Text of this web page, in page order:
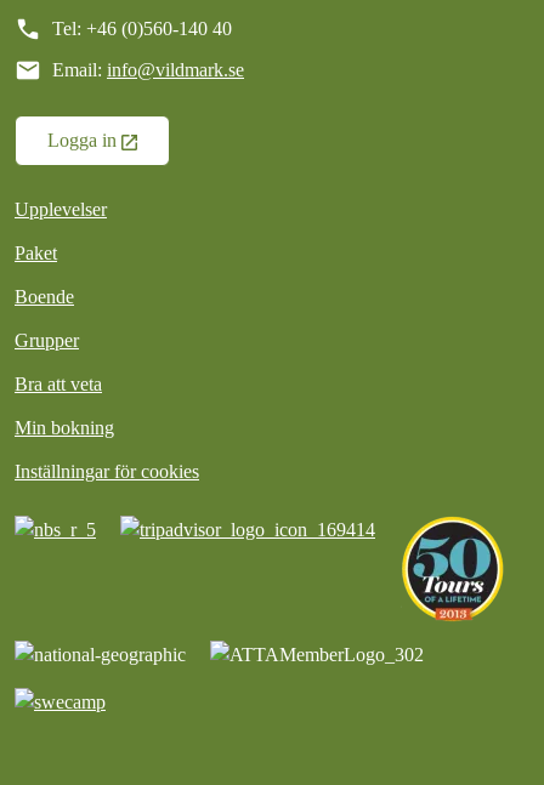
call Tel: +46 (0)560-140 40
mail Email: info@vildmark.se
Logga in
Upplevelser
Paket
Boende
Grupper
Bra att veta
Min bokning
Inställningar för cookies